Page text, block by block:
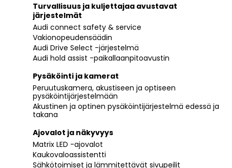
Turvallisuus ja kuljettajaa avustavat
järjestelmät
Audi connect safety & service
Vakionopeudensäädin
Audi Drive Select -järjestelmä
Audi hold assist -paikallaanpitoavustin
Pysäköinti ja kamerat
Peruutuskamera, akustiseen ja optiseen
pysäköintijärjestelmään
Akustinen ja optinen pysäköintijärjestelmä edessä ja
takana
Ajovalot ja näkyvyys
Matrix LED -ajovalot
Kaukovaloassistentti
Sähkötoimiset ja lämmitettävät sivupeilit